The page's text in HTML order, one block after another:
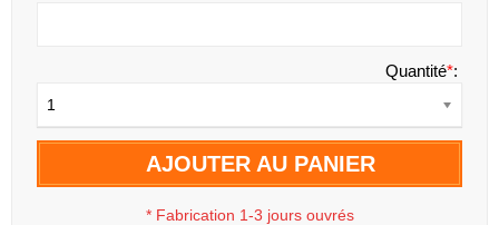
Quantité*:
1
AJOUTER AU PANIER
* Fabrication 1-3 jours ouvrés